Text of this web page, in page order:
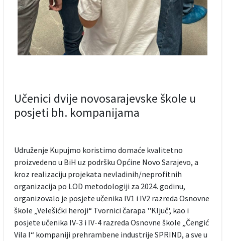
Učenici dvije novosarajevske škole u
posjeti bh. kompanijama
Udruženje Kupujmo koristimo domaće kvalitetno
proizvedeno u BiH uz podršku Općine Novo Sarajevo, a
kroz realizaciju projekata nevladinih/neprofitnih
organizacija po LOD metodologiji za 2024. godinu,
organizovalo je posjete učenika IV1 i IV2 razreda Osnovne
škole „Velešićki heroji“ Tvornici čarapa ''Ključ', kao i
posjete učenika IV-3 i IV-4 razreda Osnovne škole „Čengić
Vila I“ kompaniji prehrambene industrije SPRIND, a sve u